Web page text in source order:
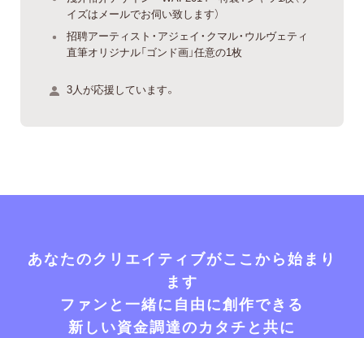
イズはメールでお伺い致します）
招聘アーティスト・アジェイ・クマル・ウルヴェティ
直筆オリジナル「ゴンド画」任意の1枚
3人が応援しています。
あなたのクリエイティブがここから始まり
ます
ファンと一緒に自由に創作できる
新しい資金調達のカタチと共に